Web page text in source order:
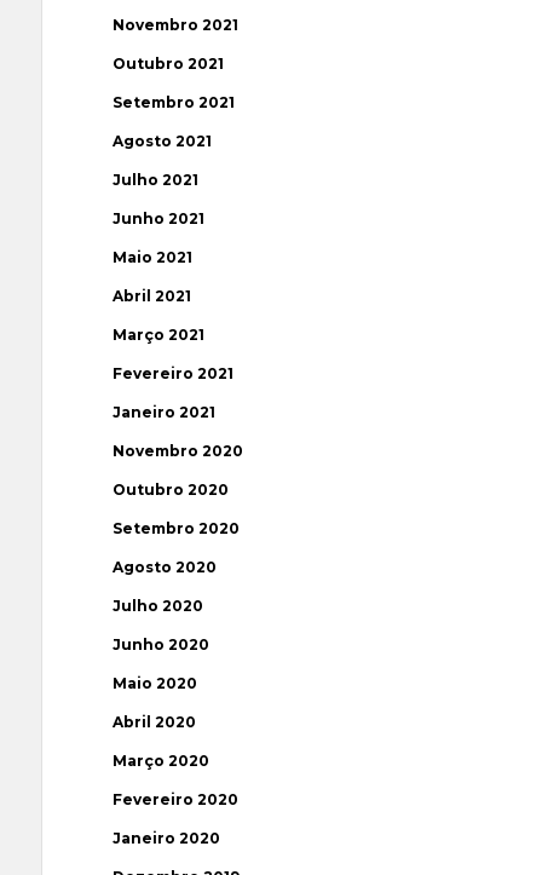
Novembro 2021
Outubro 2021
Setembro 2021
Agosto 2021
Julho 2021
Junho 2021
Maio 2021
Abril 2021
Março 2021
Fevereiro 2021
Janeiro 2021
Novembro 2020
Outubro 2020
Setembro 2020
Agosto 2020
Julho 2020
Junho 2020
Maio 2020
Abril 2020
Março 2020
Fevereiro 2020
Janeiro 2020